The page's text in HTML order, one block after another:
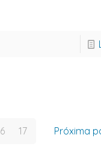
17 Próxima